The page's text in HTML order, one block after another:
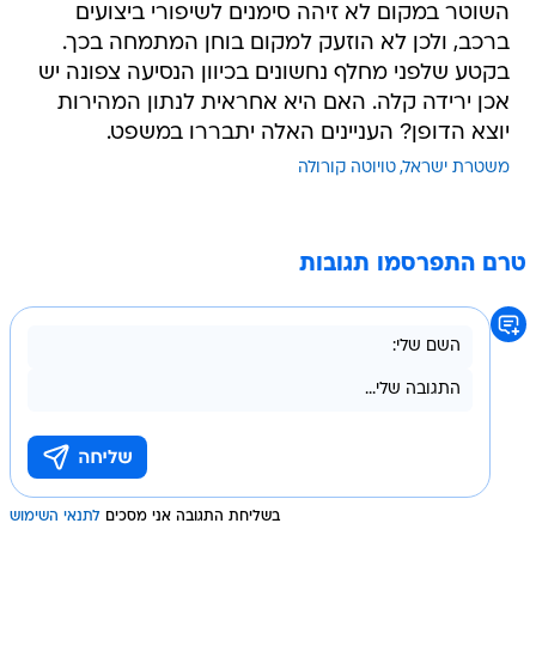
השוטר במקום לא זיהה סימנים לשיפורי ביצועים
ברכב, ולכן לא הוזעק למקום בוחן המתמחה בכך.
בקטע שלפני מחלף נחשונים בכיוון הנסיעה צפונה יש
אכן ירידה קלה. האם היא אחראית לנתון המהירות
יוצא הדופן? העניינים האלה יתבררו במשפט.
משטרת ישראל טויוטה קורולה
טרם התפרסמו תגובות
בשליחת התגובה אני מסכים לתנאי השימוש